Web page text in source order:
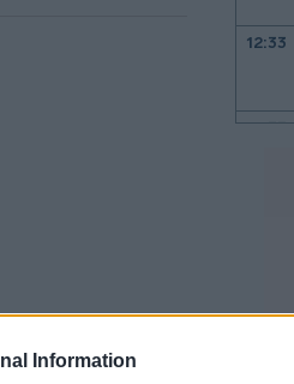
Information
12:33
12:33